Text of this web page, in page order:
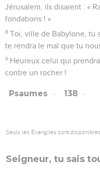
Jérusalem, ils disaient : «
fondations ! »
8 Toi, ville de Babylone, tu
te rendra le mal que tu
9 Heureux celui qui
contre un rocher !
Psaumes 138
Seuls les Évangiles sont
Seigneur, tu sais